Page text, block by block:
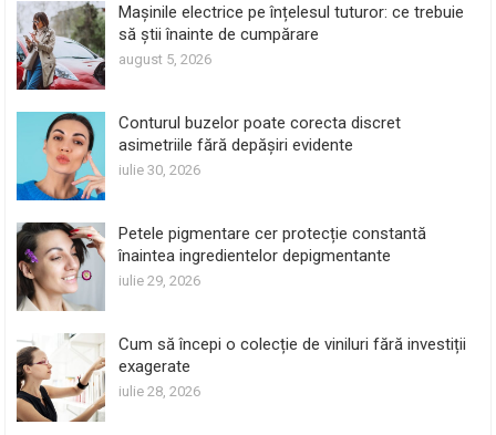
Mașinile electrice pe înțelesul tuturor: ce trebuie
să știi înainte de cumpărare
august 5, 2026
Conturul buzelor poate corecta discret
asimetriile fără depășiri evidente
iulie 30, 2026
Petele pigmentare cer protecție constantă
înaintea ingredientelor depigmentante
iulie 29, 2026
Cum să începi o colecție de viniluri fără investiții
exagerate
iulie 28, 2026